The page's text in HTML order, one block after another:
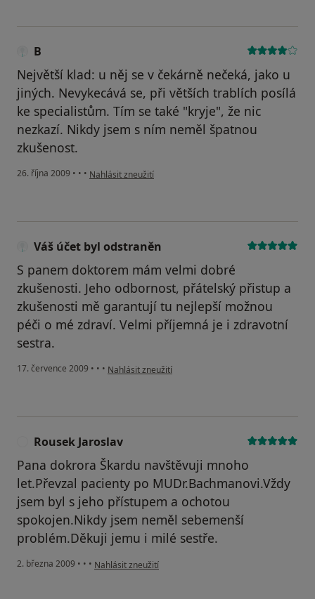
B
Největší klad: u něj se v čekárně nečeká, jako u
jiných. Nevykecává se, při větších trablích posílá
ke specialistům. Tím se také "kryje", že nic
nezkazí. Nikdy jsem s ním neměl špatnou
zkušenost.
26. října 2009 • • • podle názoru uživatele B
Nahlásit zneužití
Váš účet byl odstraněn
S panem doktorem mám velmi dobré
zkušenosti. Jeho odbornost, přátelský přistup a
zkušenosti mě garantují tu nejlepší možnou
péči o mé zdraví. Velmi příjemná je i zdravotní
sestra.
17. července 2009 • • • podle názoru uživatele Váš účet byl odstraněn
Nahlásit zneužití
Rousek Jaroslav
Pana dokrora Škardu navštěvuji mnoho
let.Převzal pacienty po MUDr.Bachmanovi.Vždy
jsem byl s jeho přístupem a ochotou
spokojen.Nikdy jsem neměl sebemenší
problém.Děkuji jemu i milé sestře.
2. března 2009 • • • podle názoru uživatele Rousek Jaroslav
Nahlásit zneužití